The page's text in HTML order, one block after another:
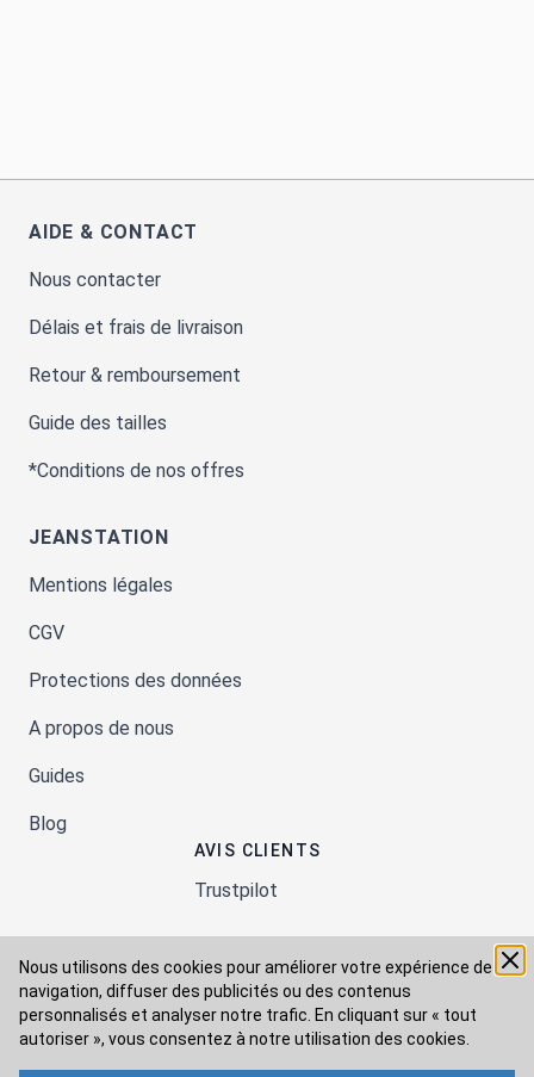
Nous utilisons des cookies pour améliorer votre expérience de
navigation, diffuser des publicités ou des contenus
personnalisés et analyser notre trafic. En cliquant sur « tout
autoriser », vous consentez à notre utilisation des cookies.
AIDE & CONTACT
Nous contacter
Délais et frais de livraison
Retour & remboursement
Guide des tailles
*Conditions de nos offres
JEANSTATION
Mentions légales
CGV
Protections des données
A propos de nous
Guides
Blog
AVIS CLIENTS
Trustpilot
Moyens de paiement